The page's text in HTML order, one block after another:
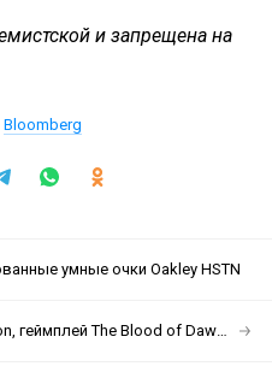
и запрещена на
Bloomberg
умные очки Oakley HSTN
of Dawnwalker и оценки FBC: Firebreak